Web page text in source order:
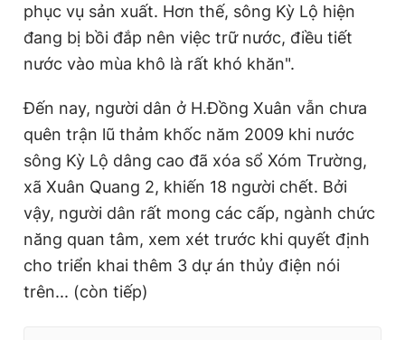
phục vụ sản xuất. Hơn thế, sông Kỳ Lộ hiện
đang bị bồi đắp nên việc trữ nước, điều tiết
nước vào mùa khô là rất khó khăn".
Đến nay, người dân ở H.Đồng Xuân vẫn chưa
quên trận lũ thảm khốc năm 2009 khi nước
sông Kỳ Lộ dâng cao đã xóa sổ Xóm Trường,
xã Xuân Quang 2, khiến 18 người chết. Bởi
vậy, người dân rất mong các cấp, ngành chức
năng quan tâm, xem xét trước khi quyết định
cho triển khai thêm 3 dự án thủy điện nói
trên... (còn tiếp)